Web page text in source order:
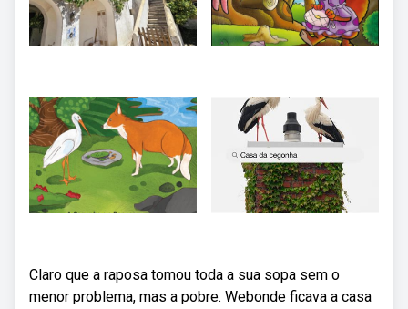
Claro que a raposa tomou toda a sua sopa sem o
menor problema, mas a pobre. Webonde ficava a casa